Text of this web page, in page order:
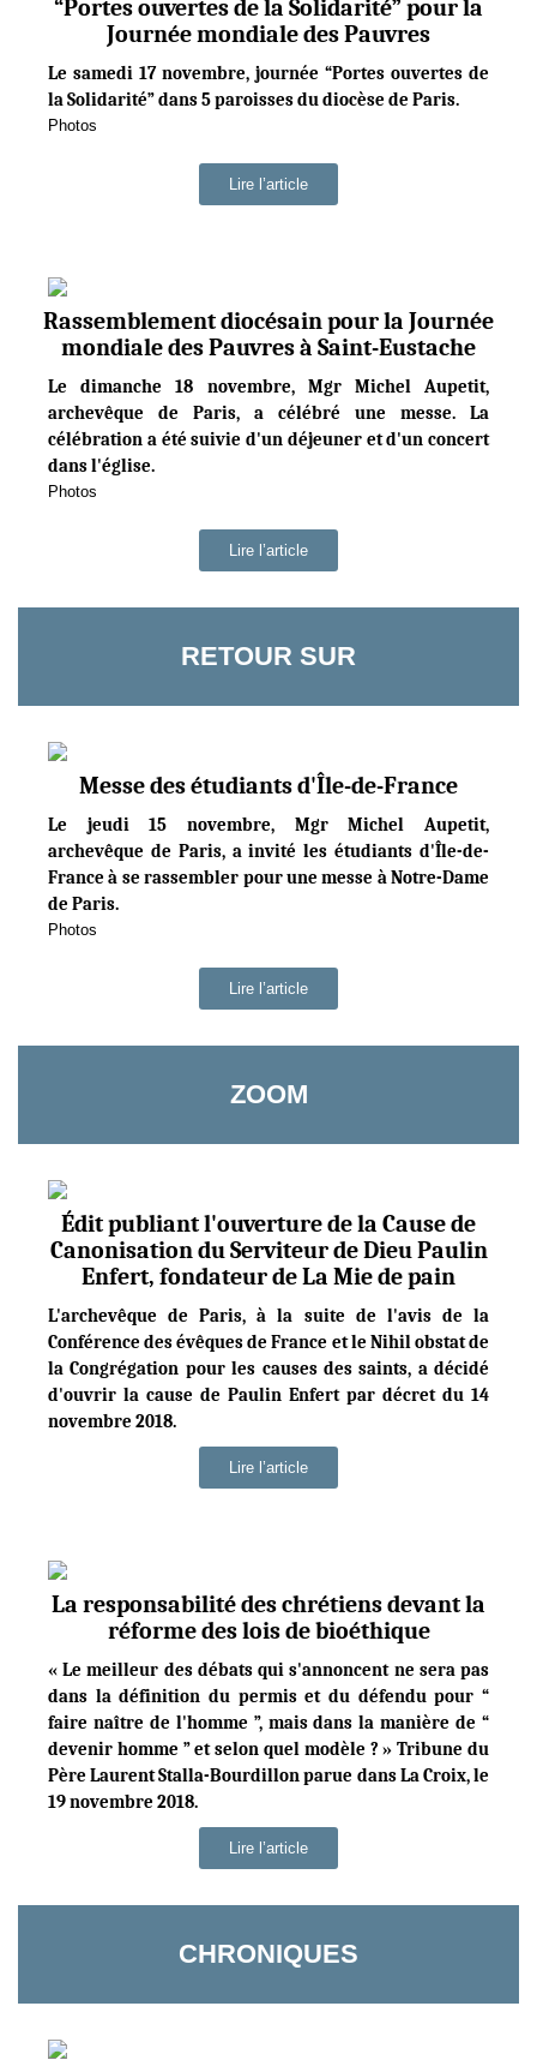
“Portes ouvertes de la Solidarité” pour la
Journée mondiale des Pauvres
Le samedi 17 novembre, journée “Portes ouvertes de
la Solidarité” dans 5 paroisses du diocèse de Paris.
Photos
Lire l’article
Rassemblement diocésain pour la Journée
mondiale des Pauvres à Saint-Eustache
Le dimanche 18 novembre, Mgr Michel Aupetit,
archevêque de Paris, a célébré une messe. La
célébration a été suivie d'un déjeuner et d'un concert
dans l'église.
Photos
Lire l’article
RETOUR SUR
Messe des étudiants d'Île-de-France
Le jeudi 15 novembre, Mgr Michel Aupetit,
archevêque de Paris, a invité les étudiants d'Île-de-
France à se rassembler pour une messe à Notre-Dame
de Paris.
Photos
Lire l’article
ZOOM
Édit publiant l'ouverture de la Cause de
Canonisation du Serviteur de Dieu Paulin
Enfert, fondateur de La Mie de pain
L'archevêque de Paris, à la suite de l'avis de la
Conférence des évêques de France et le Nihil obstat de
la Congrégation pour les causes des saints, a décidé
d'ouvrir la cause de Paulin Enfert par décret du 14
novembre 2018.
Lire l’article
La responsabilité des chrétiens devant la
réforme des lois de bioéthique
« Le meilleur des débats qui s'annoncent ne sera pas
dans la définition du permis et du défendu pour “
faire naître de l'homme ”, mais dans la manière de “
devenir homme ” et selon quel modèle ? » Tribune du
Père Laurent Stalla-Bourdillon parue dans La Croix, le
19 novembre 2018.
Lire l’article
CHRONIQUES